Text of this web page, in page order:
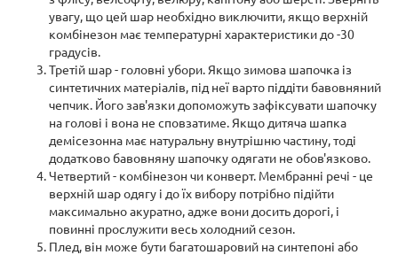
увагу, що цей шар необхідно виключити, якщо верхній
комбінезон має температурні характеристики до -30
градусів.
Третій шар - головні убори. Якщо зимова шапочка із
синтетичних матеріалів, під неї варто піддіти бавовняний
чепчик. Його зав'язки допоможуть зафіксувати шапочку
на голові і вона не сповзатиме. Якщо дитяча шапка
демісезонна має натуральну внутрішню частину, тоді
додатково бавовняну шапочку одягати не обов'язково.
Четвертий - комбінезон чи конверт. Мембранні речі - це
верхній шар одягу і до їх вибору потрібно підійти
максимально акуратно, адже вони досить дорогі, і
повинні прослужити весь холодний сезон.
Плед, він може бути багатошаровий на синтепоні або